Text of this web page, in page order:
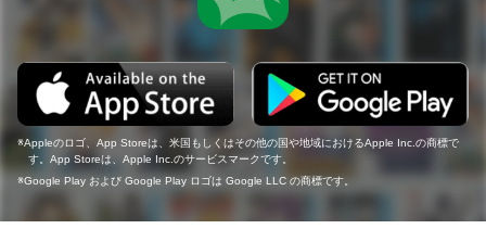
Appleのロゴ、App Storeは、米国もしくはその他の国や地域におけるApple Inc.の商標で
す。App Storeは、Apple Inc.のサービスマークです。
Google Play および Google Play ロゴは Google LLC の商標です。